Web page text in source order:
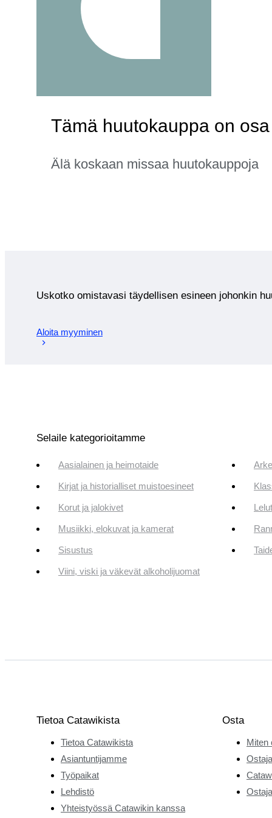
Tämä huutokauppa on
Älä koskaan missaa huutokauppoja
Uskotko omistavasi täydellisen esineen johonkin
Aloita myyminen
Selaile kategorioitamme
Aasialainen ja heimotaide
Kirjat ja historialliset muistoesineet
Korut ja jalokivet
Musiikki, elokuvat ja kamerat
Sisustus
Viini, viski ja väkevät alkoholijuomat
Tietoa Catawikista
Tietoa Catawikista
Asiantuntijamme
Työpaikat
Lehdistö
Yhteistyössä Catawikin kanssa
Osta
Miten